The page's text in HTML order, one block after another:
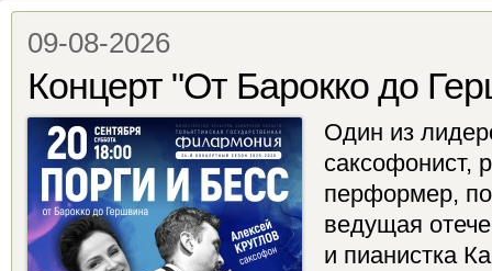
09-08-2026
Концерт "От Барокко до
Один из
саксофонист,
перформер,
ведущая
и пианистка